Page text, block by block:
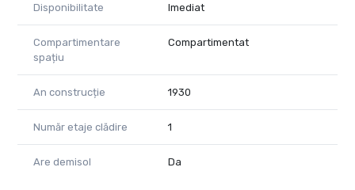
Disponibilitate Imediat
Compartimentare
spațiu
Compartimentat
An construcție 1930
Număr etaje clădire 1
Are demisol Da